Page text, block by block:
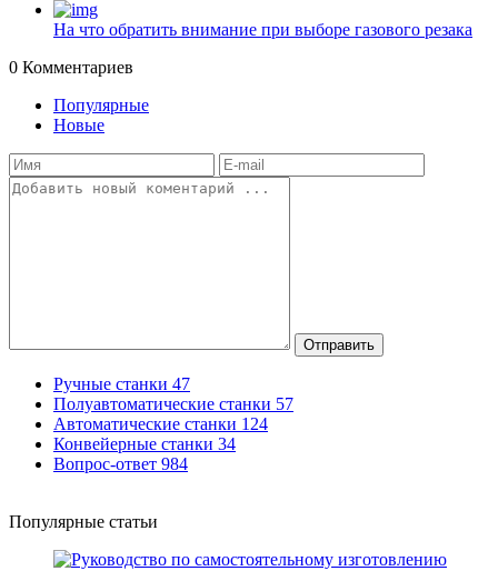
На что обратить внимание при выборе газового резака
0 Комментариев
Популярные
Новые
Отправить
Ручные станки 47
Полуавтоматические станки 57
Автоматические станки 124
Конвейерные станки 34
Вопрос-ответ 984
Популярные статьи